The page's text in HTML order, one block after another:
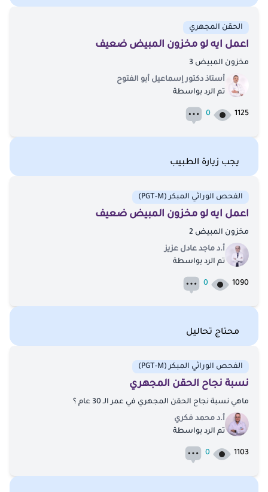
الحقن المجهري
اعمل ايه لو مخزون المبيض ضعيف
مخزون المبيض 3
أستاذ دكتور إسماعيل أبو الفتوح
تم الرد بواسطة
1125
0
يجب زيارة الطبيب
الفحص الوراثي المبكر (PGT-M)
اعمل ايه لو مخزون المبيض ضعيف
مخزون المبيض 2
أ.د ماجد عادل عزيز
تم الرد بواسطة
1090
0
محتاج تحاليل
الفحص الوراثي المبكر (PGT-M)
نسبة نجاح الحقن المجهري
ماهي نسبة نجاح الحقن المجهري في عمر الـ 30 عام ؟
أ.د محمد فكري
تم الرد بواسطة
1103
0